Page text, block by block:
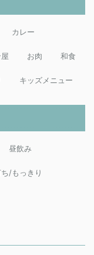
カレー
お肉 和食
キッズメニュー
昼飲み
/もっきり